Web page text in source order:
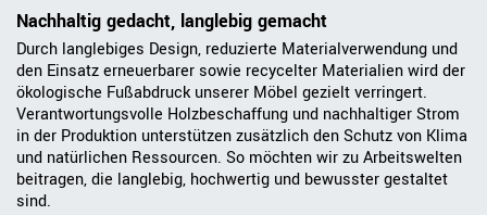
Nachhaltig gedacht, langlebig gemacht
Durch langlebiges Design, reduzierte Materialverwendung und
den Einsatz erneuerbarer sowie recycelter Materialien wird der
ökologische Fußabdruck unserer Möbel gezielt verringert.
Verantwortungsvolle Holzbeschaffung und nachhaltiger Strom
in der Produktion unterstützen zusätzlich den Schutz von Klima
und natürlichen Ressourcen. So möchten wir zu Arbeitswelten
beitragen, die langlebig, hochwertig und bewusster gestaltet
sind.